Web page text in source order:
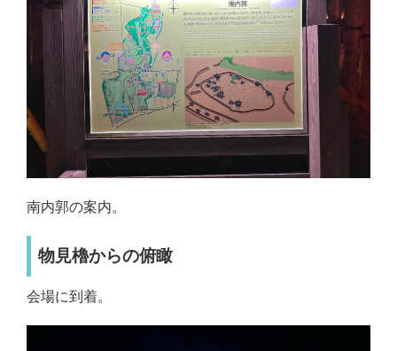
南内郭の案内。
物見櫓からの俯瞰
会場に到着。